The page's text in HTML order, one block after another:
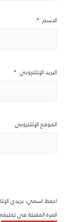
الاسم *
البريد الإلكتروني *
الموقع الإلكتروني
احفظ اسمي، بريدي
المرة المقبلة في